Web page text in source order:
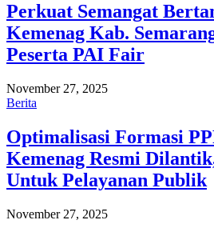
Perkuat Semangat
Kemenag Kab.
Peserta PAI Fair
November 27, 2025
Berita
Optimalisasi Formasi
Kemenag Resmi
Untuk Pelayanan Publik
November 27, 2025